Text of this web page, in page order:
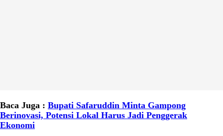
Baca Juga : Bupati Safaruddin Minta Gampong
Berinovasi, Potensi Lokal Harus Jadi Penggerak
Ekonomi